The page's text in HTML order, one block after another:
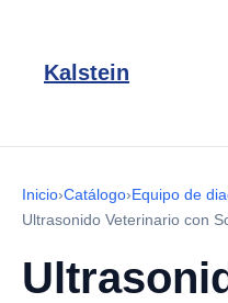
Kalstein
Inicio›Catálogo›Equipo de
Ultrasonido Veterinario con